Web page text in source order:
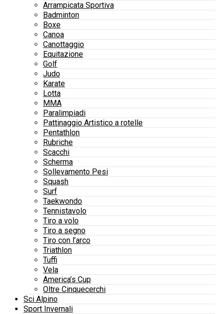
Arrampicata Sportiva
Badminton
Boxe
Canoa
Canottaggio
Equitazione
Golf
Judo
Karate
Lotta
MMA
Paralimpiadi
Pattinaggio Artistico a rotelle
Pentathlon
Rubriche
Scacchi
Scherma
Sollevamento Pesi
Squash
Surf
Taekwondo
Tennistavolo
Tiro a volo
Tiro a segno
Tiro con l’arco
Triathlon
Tuffi
Vela
America’s Cup
Oltre Cinquecerchi
Sci Alpino
Sport Invernali